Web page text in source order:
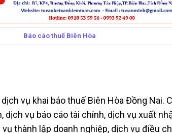
Báo cáo thuế Biên Hòa
dịch vụ khai báo thuế Biên Hòa Đồng Nai.
dịch vụ báo cáo tài chính, dịch vụ xuất
thành lập doanh nghiệp, dịch vụ điều